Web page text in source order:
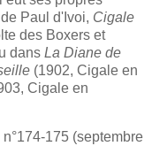
Paul d'Ivoi, Cigale
des Boxers et
dans La Diane de
(1902, Cigale en
Cigale en
n°174-175 (septembre